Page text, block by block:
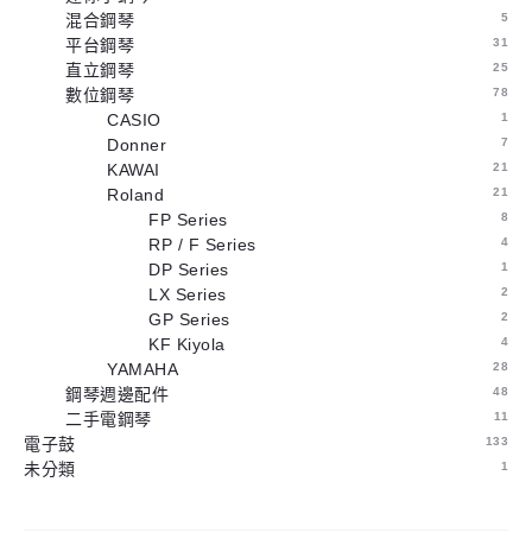
混合鋼琴 5
平台鋼琴 31
直立鋼琴 25
數位鋼琴 78
CASIO 1
Donner 7
KAWAI 21
Roland 21
FP Series 8
RP / F Series 4
DP Series 1
LX Series 2
GP Series 2
KF Kiyola 4
YAMAHA 28
鋼琴週邊配件 48
二手電鋼琴 11
電子鼓 133
未分類 1